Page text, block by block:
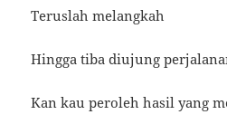
Teruslah melangkah
Hingga tiba diujung
Kan kau peroleh hasil yang